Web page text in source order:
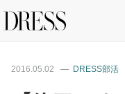
2016.05.02 DRESS部活